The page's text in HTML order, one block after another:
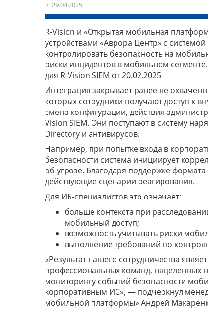
/ 29.04.2025
R-Vision и «Открытая мобильная
устройствами «Аврора Центр» с
контролировать безопасность на
риски инцидентов в мобильном
для R-Vision SIEM от 20.02.2025.
Интеграция закрывает ранее не
которых сотрудники получают доступ к
смена конфигурации, действия
Vision SIEM. Они поступают в систему
Directory и антивирусов.
Например, при попытке входа в
безопасности система инициирует
об угрозе. Благодаря поддержке
действующие сценарии реагирования.
Для ИБ-специалистов это означает:
больше контекста при
мобильный доступ;
возможность учитывать риски
выполнение требований по
«Результат нашего сотрудничества
профессиональных команд, нацеленных
мониторингу событий безопасности
корпоративным ИС», — подчеркнул
мобильной платформы» Андрей